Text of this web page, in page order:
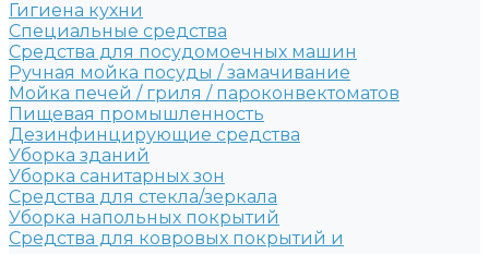
Гигиена кухни
Специальные средства
Средства для посудомоечных машин
Ручная мойка посуды / замачивание
Мойка печей / гриля / пароконвектоматов
Пищевая промышленность
Дезинфинцирующие средства
Уборка зданий
Уборка санитарных зон
Средства для стекла/зеркала
Уборка напольных покрытий
Средства для ковровых покрытий и